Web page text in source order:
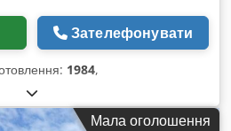
Зателефонувати
1984,
Мала оголошення